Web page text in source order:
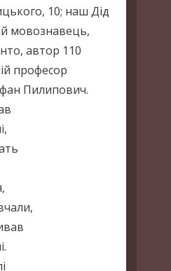
10; наш Дід
мовознавець,
автор 110
професор
Пилипович.